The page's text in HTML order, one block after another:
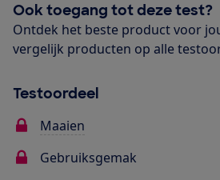
Ook toegang tot deze test?
Ontdek het beste product voor
vergelijk producten op alle
Testoordeel
Maaien
Gebruiksgemak